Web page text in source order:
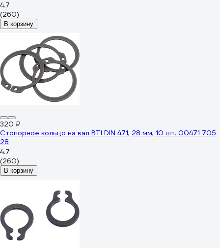
4.7
(260)
В корзину
320 ₽
Стопорное кольцо на вал BTI DIN 471, 28 мм, 10 шт. 00471 705
28
4.7
(260)
В корзину